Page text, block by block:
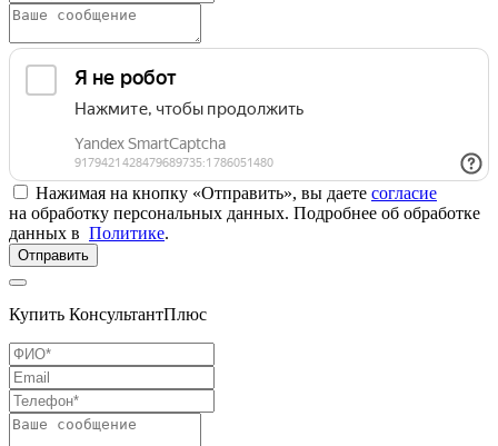
Нажимая на кнопку «Отправить», вы даете согласие
на обработку персональных данных. Подробнее об обработке
данных в Политике.
Отправить
Купить КонсультантПлюс